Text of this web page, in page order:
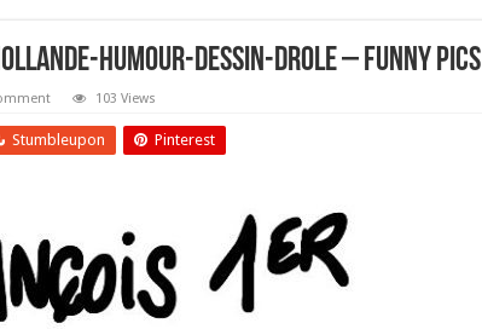
humour-dessin-drole – Funny Pics
103 Views
Stumbleupon Pinterest